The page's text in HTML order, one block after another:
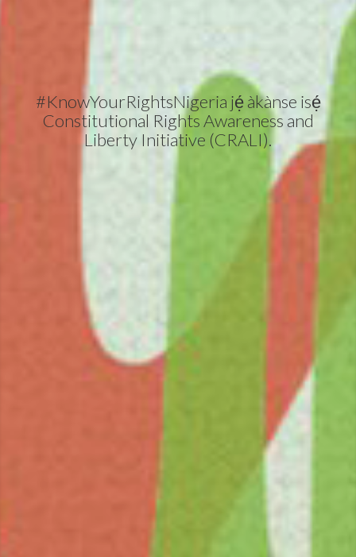
#KnowYourRightsNigeria jẹ́ àkànse isẹ́
Constitutional Rights Awareness and
Liberty Initiative (CRALI).